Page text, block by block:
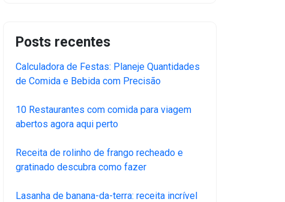
Posts recentes
Calculadora de Festas: Planeje Quantidades
de Comida e Bebida com Precisão
10 Restaurantes com comida para viagem
abertos agora aqui perto
Receita de rolinho de frango recheado e
gratinado descubra como fazer
Lasanha de banana-da-terra: receita incrível